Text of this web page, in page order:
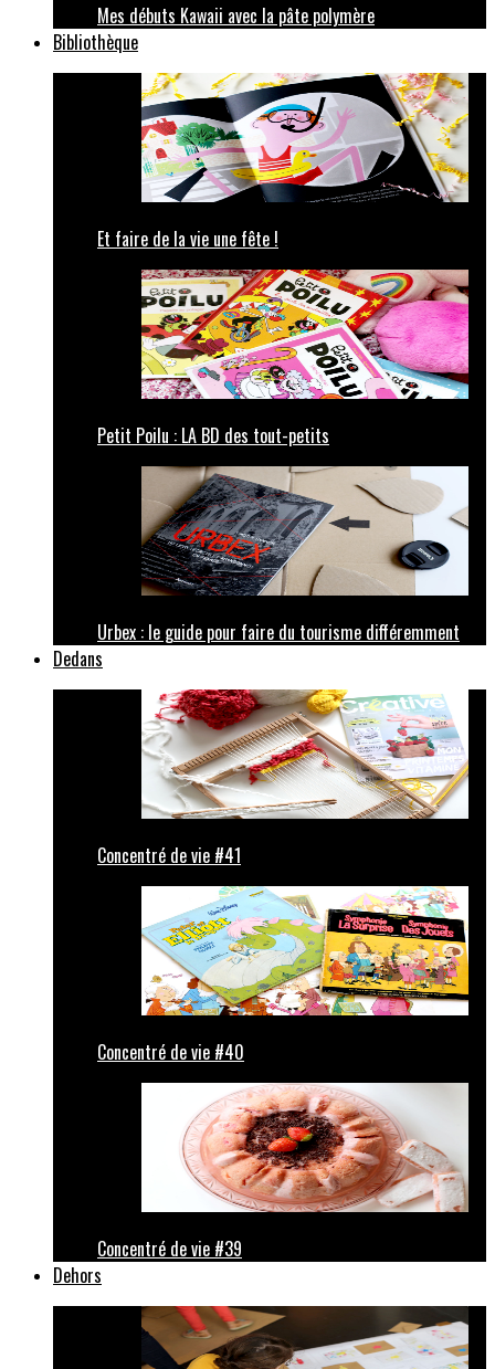
Mes débuts Kawaii avec la pâte polymère
Bibliothèque
Et faire de la vie une fête !
Petit Poilu : LA BD des tout-petits
Urbex : le guide pour faire du tourisme différemment
Dedans
Concentré de vie #41
Concentré de vie #40
Concentré de vie #39
Dehors